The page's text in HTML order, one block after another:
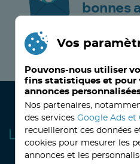
bonnes
JE M’INSCRIS
Vos
Pouvons-nous utiliser
fins statistiques et pour
annonces
Nos partenaires,
des services Google Ads et
recueilleront ces données
cookies pour mesurer les
annonces et les